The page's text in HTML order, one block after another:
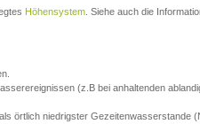
Höhensystem . Siehe auch die
(z.B bei anhaltenden
örtlich niedrigster Gezeitenwasserstande